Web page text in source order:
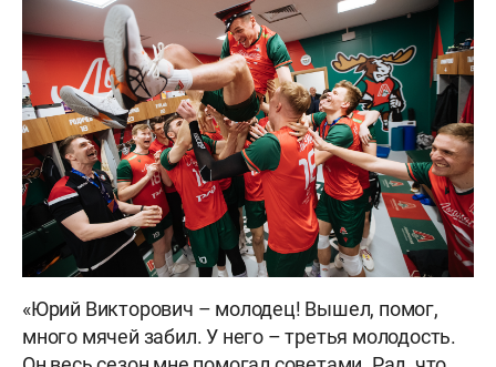
«Юрий Викторович – молодец! Вышел, помог,
много мячей забил. У него – третья молодость.